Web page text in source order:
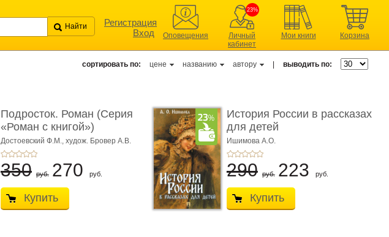
Регистрация
Вход
Оповещения
23%
Личный
кабинет
Мои книги Корзина
сортировать по: цене названию автору выводить по:
Подросток. Роман (Серия
«Роман с книгой»)
Достоевский Ф.М., худож. Бровер А.В.
350 руб. 270 руб.
Купить
История России в рассказах
для детей
Ишимова А.О.
290 руб. 223 руб.
Купить